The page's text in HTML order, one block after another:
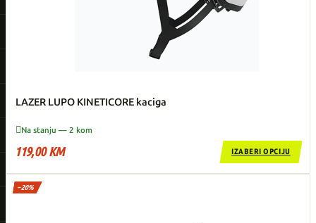
LAZER LUPO KINETICORE kaciga
Na stanju — 2 kom
119,00 KM IZABERI OPCIJU
−20%